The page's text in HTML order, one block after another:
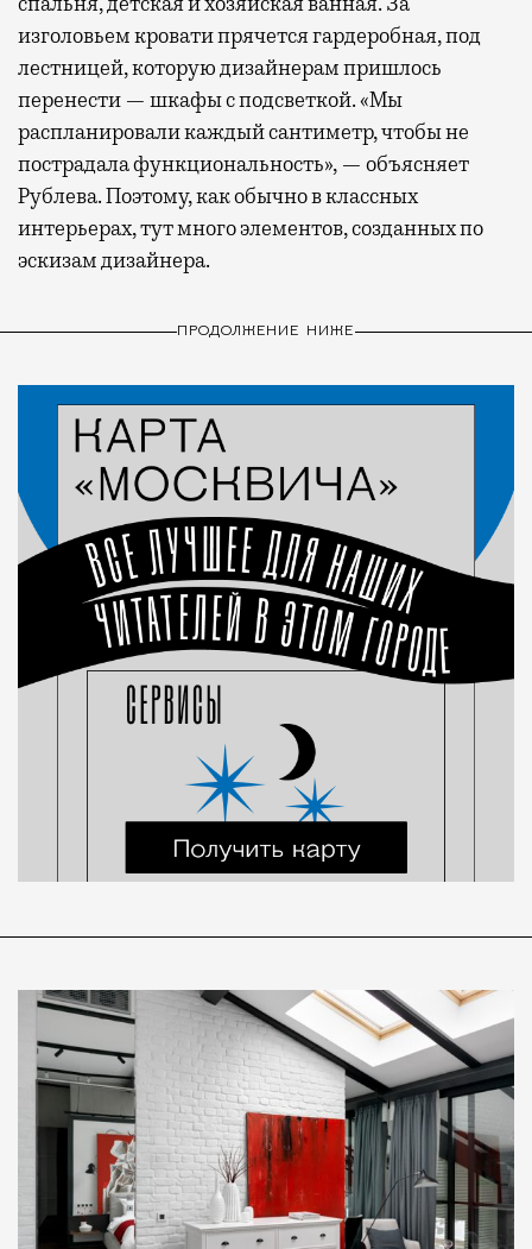
изголовьем кровати прячется гардеробная, под
лестницей, которую дизайнерам пришлось
перенести — шкафы с подсветкой. «Мы
распланировали каждый сантиметр, чтобы не
пострадала функциональность», — объясняет
Рублева. Поэтому, как обычно в классных
интерьерах, тут много элементов, созданных по
эскизам дизайнера.
ПРОДОЛЖЕНИЕ НИЖЕ